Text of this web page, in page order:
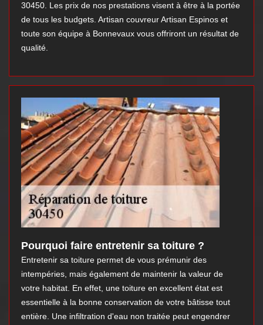
30450. Les prix de nos prestations visent à être à la portée
de tous les budgets. Artisan couvreur Artisan Espinos et
toute son équipe à Bonnevaux vous offriront un résultat de
qualité.
Pourquoi faire entretenir sa toiture ?
Entretenir sa toiture permet de vous prémunir des
intempéries, mais également de maintenir la valeur de
votre habitat. En effet, une toiture en excellent état est
essentielle à la bonne conservation de votre bâtisse tout
entière. Une infiltration d'eau non traitée peut engendrer